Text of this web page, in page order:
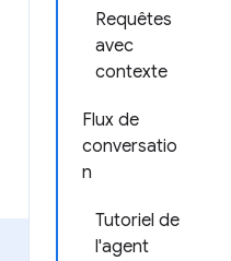
Requêtes
avec
contexte
Flux de
conversatio
n
Tutoriel de
l'agent